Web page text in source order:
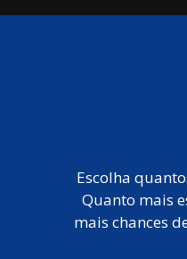
Escolha
Quanto mais
mais chances